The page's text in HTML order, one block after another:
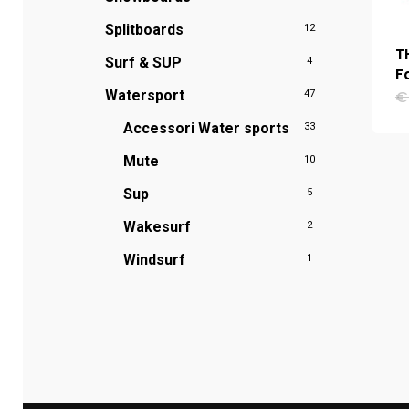
Splitboards 12
Surf & SUP 4
Watersport 47
Accessori Water sports 33
Mute 10
Sup 5
Wakesurf 2
Windsurf 1
€